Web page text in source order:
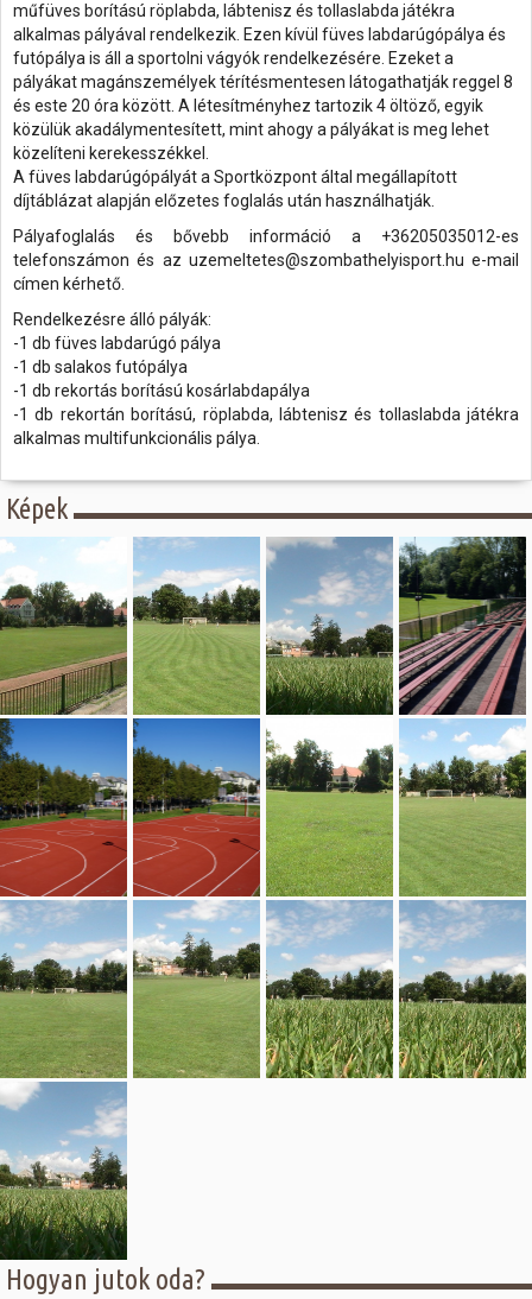
műfüves borítású röplabda, lábtenisz és tollaslabda játékra
alkalmas pályával rendelkezik. Ezen kívül füves labdarúgópálya és
futópálya is áll a sportolni vágyók rendelkezésére. Ezeket a
pályákat magánszemélyek térítésmentesen látogathatják reggel 8
és este 20 óra között. A létesítményhez tartozik 4 öltöző, egyik
közülük akadálymentesített, mint ahogy a pályákat is meg lehet
közelíteni kerekesszékkel.
A füves labdarúgópályát a Sportközpont által megállapított
díjtáblázat alapján előzetes foglalás után használhatják.
Pályafoglalás és bővebb információ a +36205035012-es
telefonszámon és az uzemeltetes@szombathelyisport.hu e-mail
címen kérhető.
Rendelkezésre álló pályák:
-1 db füves labdarúgó pálya
-1 db salakos futópálya
-1 db rekortás borítású kosárlabdapálya
-1 db rekortán borítású, röplabda, lábtenisz és tollaslabda játékra
alkalmas multifunkcionális pálya.
Képek
Hogyan jutok oda?